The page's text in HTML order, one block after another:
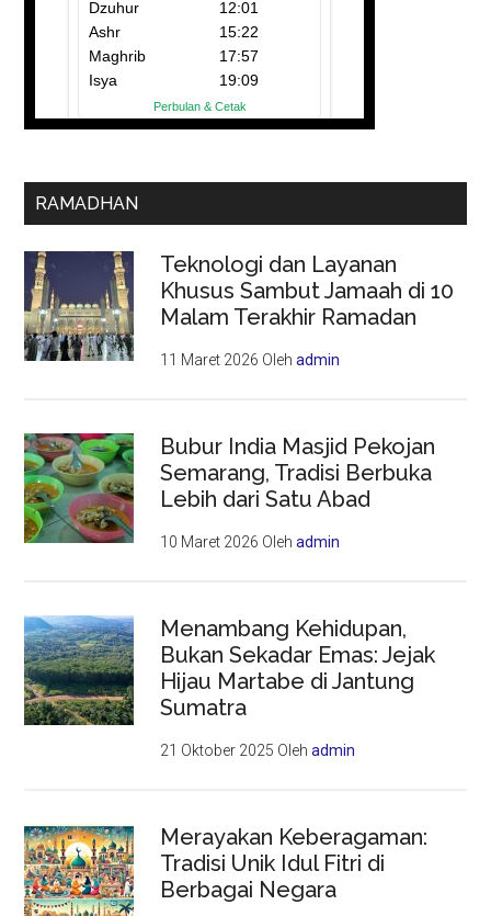
RAMADHAN
Teknologi dan Layanan
Khusus Sambut Jamaah di 10
Malam Terakhir Ramadan
11 Maret 2026 Olehadmin
Bubur India Masjid Pekojan
Semarang, Tradisi Berbuka
Lebih dari Satu Abad
10 Maret 2026 Olehadmin
Menambang Kehidupan,
Bukan Sekadar Emas: Jejak
Hijau Martabe di Jantung
Sumatra
21 Oktober 2025 Olehadmin
Merayakan Keberagaman:
Tradisi Unik Idul Fitri di
Berbagai Negara